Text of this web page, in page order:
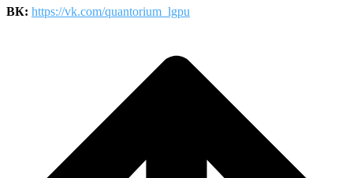
ВК: https://vk.com/quantorium_lgpu